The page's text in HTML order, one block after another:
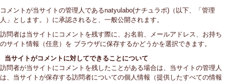
コメントが当サイトの管理人であるnatyulabo(ナチュラボ)（以下、「管理
人」とします。）に承認されると、一般公開されます。
訪問者は当サイトにコメントを残す際に、お名前、メールアドレス、お持ち
のサイト情報（任意）を ブラウザに保存するかどうかを選択できます。
当サイトがコメントに対してできることについて
訪問者が当サイトにコメントを残したことがある場合は、当サイトの管理人
は、当サイトが保存する訪問者についての個人情報（提供したすべての情報